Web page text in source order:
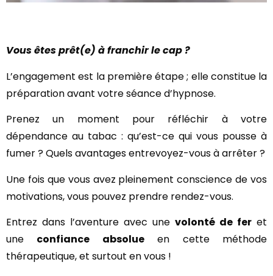
Vous êtes prêt(e) à franchir le cap ?
L’engagement est la première étape ; elle constitue la
préparation avant votre séance d’hypnose.
Prenez un moment pour réfléchir à votre
dépendance au tabac : qu’est-ce qui vous pousse à
fumer ? Quels avantages entrevoyez-vous à arrêter ?
Une fois que vous avez pleinement conscience de vos
motivations, vous pouvez prendre rendez-vous.
Entrez dans l’aventure avec une volonté de fer et
une confiance absolueen cette méthode
thérapeutique, et surtout en vous !